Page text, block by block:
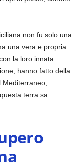
non fu solo una
una vera e propria
la loro innata
hanno fatto della
terra sa